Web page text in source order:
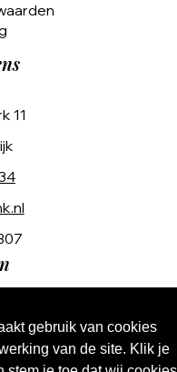
gebruik van cookies
van de site. Klik je
11